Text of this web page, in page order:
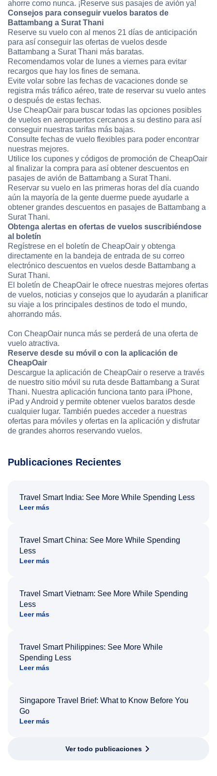
ahorre como nunca. ¡Reserve sus pasajes de avión ya!
Consejos para conseguir vuelos baratos de
Battambang a Surat Thani
Reserve su vuelo con al menos 21 días de anticipación
para así conseguir las ofertas de vuelos desde
Battambang a Surat Thani más baratas.
Recomendamos volar de lunes a viernes para evitar
recargos que hay los fines de semana.
Evite volar sobre las fechas de vacaciones donde se
registra más tráfico aéreo, trate de reservar su vuelo antes
o después de estas fechas.
Use CheapOair para buscar todas las opciones posibles
de vuelos en aeropuertos cercanos a su destino para así
conseguir nuestras tarifas más bajas.
Consulte fechas de vuelo flexibles para poder encontrar
nuestras mejores.
Utilice los cupones y códigos de promoción de CheapOair
al finalizar la compra para así obtener descuentos en
pasajes de avión de Battambang a Surat Thani.
Reservar su vuelo en las primeras horas del día cuando
aún la mayoría de la gente duerme puede ayudarle a
obtener grandes descuentos en pasajes de Battambang a
Surat Thani.
Obtenga alertas en ofertas de vuelos suscribiéndose
al boletín
Regístrese en el boletín de CheapOair y obtenga
directamente en la bandeja de entrada de su correo
electrónico descuentos en vuelos desde Battambang a
Surat Thani.
El boletín de CheapOair le ofrece nuestras mejores ofertas
de vuelos, noticias y consejos que lo ayudarán a planificar
su viaje a los principales destinos de todo el mundo,
ahorrando más.
Con CheapOair nunca más se perderá de una oferta de
vuelo atractiva.
Reserve desde su móvil o con la aplicación de
CheapOair
Descargue la aplicación de CheapOair o reserve a través
de nuestro sitio móvil su ruta desde Battambang a Surat
Thani. Nuestra aplicación funciona tanto para iPhone,
iPad y Android y permite obtener vuelos baratos desde
cualquier lugar. También puedes acceder a nuestras
ofertas para móviles y ofertas en la aplicación y disfrutar
de grandes ahorros reservando vuelos.
Publicaciones Recientes
Travel Smart India: See More While Spending Less
Leer más
Travel Smart China: See More While Spending
Less
Leer más
Travel Smart Vietnam: See More While Spending
Less
Leer más
Travel Smart Philippines: See More While
Spending Less
Leer más
Singapore Travel Brief: What to Know Before You
Go
Leer más
Ver todo publicaciones